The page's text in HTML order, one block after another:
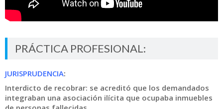
PRÁCTICA PROFESIONAL:
JURISPRUDENCIA:
Interdicto de recobrar: se acreditó que los demandados
integraban una asociación ilícita que ocupaba inmuebles